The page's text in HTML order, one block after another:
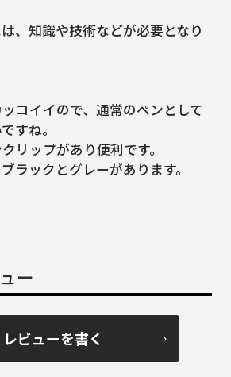
、知識や技術などが必要となり
コイイので、通常のペンとして
すね。
リップがあり便利です。
ラックとグレーがあります。
ー
レビューを書く